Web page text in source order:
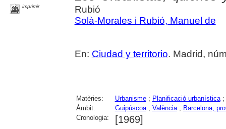
imprimir
Rubió
Solà-Morales i Rubió, Manuel de
En: Ciudad y territorio. Madrid,
Matèries: Urbanisme; Planificació urbanística;
Àmbit:
Guipúscoa; València; Barcelona,
Cronologia:
[1969]